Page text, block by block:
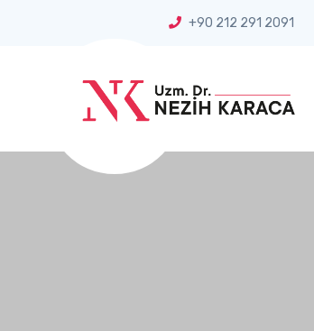
+90 212 291 2091